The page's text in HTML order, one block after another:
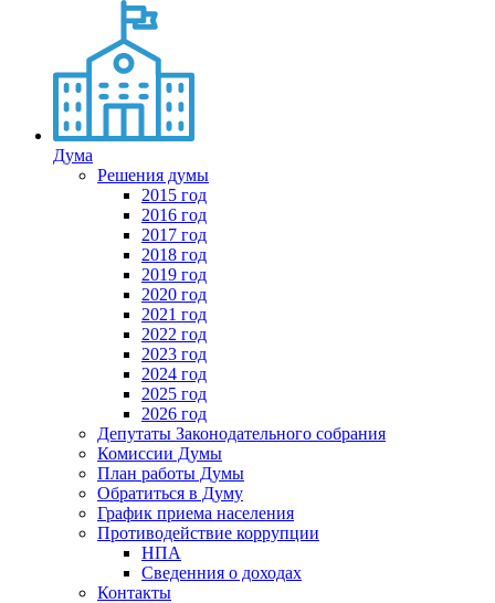
Дума
Решения думы
2015 год
2016 год
2017 год
2018 год
2019 год
2020 год
2021 год
2022 год
2023 год
2024 год
2025 год
2026 год
Депутаты Законодательного собрания
Комиссии Думы
План работы Думы
Обратиться в Думу
График приема населения
Противодействие коррупции
НПА
Сведенния о доходах
Контакты